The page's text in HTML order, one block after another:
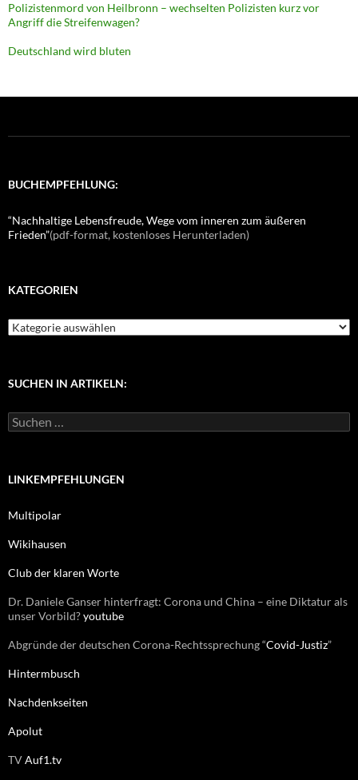
Polizistenmord von Heilbronn – wechselten Polizisten kurz vor
Angriff die Streifenwagen?
Deutschland wird bluten
BUCHEMPFEHLUNG:
“Nachhaltige Lebensfreude, Wege vom inneren zum äußeren
Frieden”(pdf-format, kostenloses Herunterladen)
KATEGORIEN
K
g
r
SUCHEN IN ARTIKELN:
S
u
e
a
h
LINKEMPFEHLUNGEN
Multipolar
Wikihausen
Club der klaren Worte
Dr. Daniele Ganser hinterfragt: Corona und China – eine Diktatur als
unser Vorbild?youtube
Abgründe der deutschen Corona-Rechtssprechung “Covid-Justiz”
Hintermbusch
Nachdenkseiten
Apolut
TVAuf1.tv